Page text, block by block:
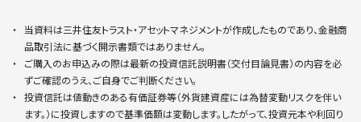
当資料は三井住友トラスト・アセットマネジメントが作成したものであり、金融商
品取引法に基づく開示書類ではありません。
ご購入のお申込みの際は最新の投資信託説明書（交付目論見書）の内容を必
ずご確認のうえ、ご自身でご判断ください。
投資信託は値動きのある有価証券等（外貨建資産には為替変動リスクを伴い
ます。）に投資しますので基準価額は変動します。したがって、投資元本や利回り